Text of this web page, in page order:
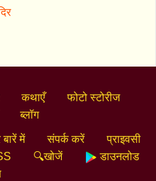
कथाएँ
फोटो स्टोरीज
ब्लॉग
बारें में संपर्क करें
प्राइवसी
🔍खोजें
डाउनलोड